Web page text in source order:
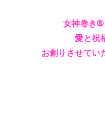
女神巻き®
愛と祝
お創りさせて